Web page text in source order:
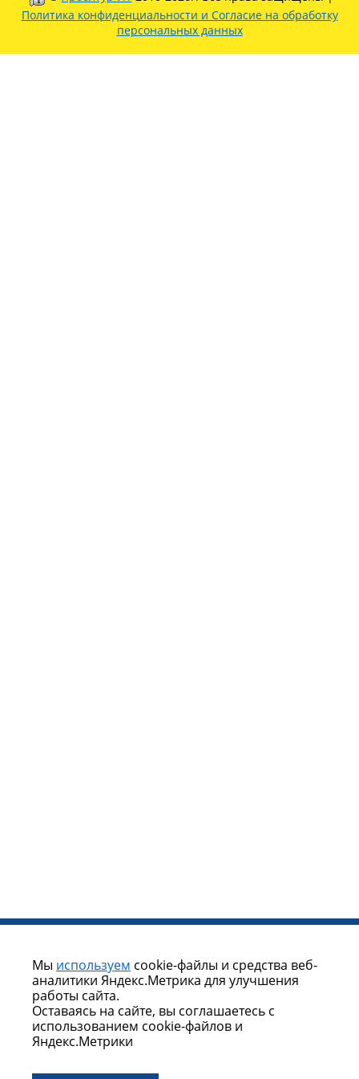
Политика конфиденциальности и Согласие на обработку
персональных данных
Мы используем cookie-файлы и средства веб-
аналитики Яндекс.Метрика для улучшения
работы сайта.
Оставаясь на сайте, вы соглашаетесь с
использованием cookie-файлов и
Яндекс.Метрики